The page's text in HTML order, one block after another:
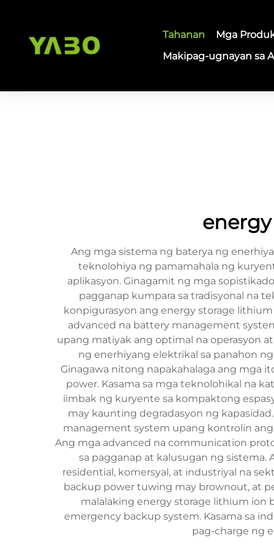
Tahanan
Mga
Makipag-ugnayan sa
Ang mga sistema ng baterya ng
teknolohiya ng pamamahala ng
aplikasyon. Ginagamit ng mga
pagganap kumpara sa tradisyonal na
konpigurasyon ang energy storage
advanced na battery management
upang matiyak ang optimal na operasyon
ng enerhiyang elektrikal sa panahon
Ginagawa nitong napakahalaga ang mga
power. Kasama sa mga teknolohikal na
iimbak ng kuryente sa kompaktong
may kaunting degradasyon ng
management system upang kontrolin
Ang mga advanced na communication
sa pagganap at kalusugan ng
residential, komersyal, at industriyal na
backup power tuwing may brownout, at
malalaking energy storage lithium ion
emergency backup system. Kasama sa
pag-charge ng